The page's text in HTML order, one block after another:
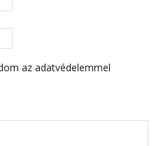
az adatvédelemmel